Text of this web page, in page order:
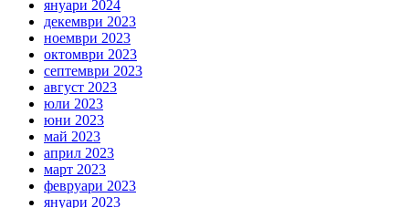
януари 2024
декември 2023
ноември 2023
октомври 2023
септември 2023
август 2023
юли 2023
юни 2023
май 2023
април 2023
март 2023
февруари 2023
януари 2023